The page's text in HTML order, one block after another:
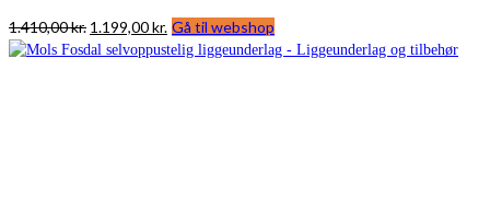
1.410,00kr. Den
oprindelige
1.199,00kr. Den
aktuelle
Gå til webshop